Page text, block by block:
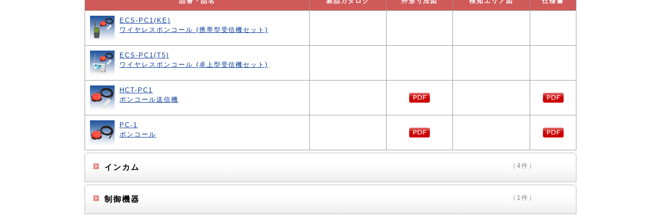
ECS-PC1(KE)
ワイヤレスポンコール (携帯型受信機セット)
ECS-PC1(T5)
ワイヤレスポンコール (卓上型受信機セット)
HCT-PC1
ポンコール送信機
PC-1
ポンコール
インカム （4件）
制御機器 （1件）